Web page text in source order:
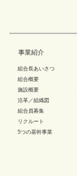
事業紹介
組合長あいさつ
組合概要
施設概要
沿革／組織図
組合員募集
リクルート
5つの基幹事業